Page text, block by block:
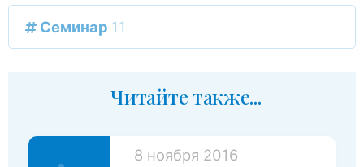
Семинар 11
Читайте также...
8 ноября 2016